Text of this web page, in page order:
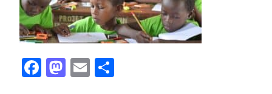
F M E P